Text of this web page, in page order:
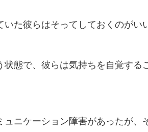
た彼らはそってしておくのがい
状態で、彼らは気持ちを自覚す
ュニケーション障害があったが